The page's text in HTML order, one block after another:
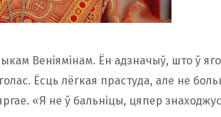
Веніямінам. Ён адзначыў, што ў
Ёсць лёгкая прастуда, але не
«Я не ў бальніцы, цяпер